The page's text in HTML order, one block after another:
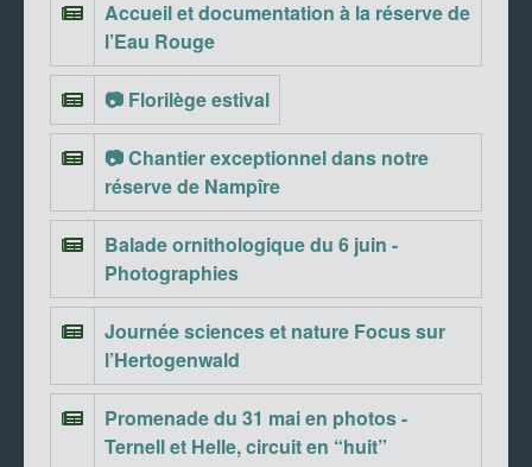
Accueil et documentation à la réserve de
l’Eau Rouge
📷 Florilège estival
📷 Chantier exceptionnel dans notre
réserve de Nampîre
Balade ornithologique du 6 juin -
Photographies
Journée sciences et nature Focus sur
l’Hertogenwald
Promenade du 31 mai en photos -
Ternell et Helle, circuit en “huit”